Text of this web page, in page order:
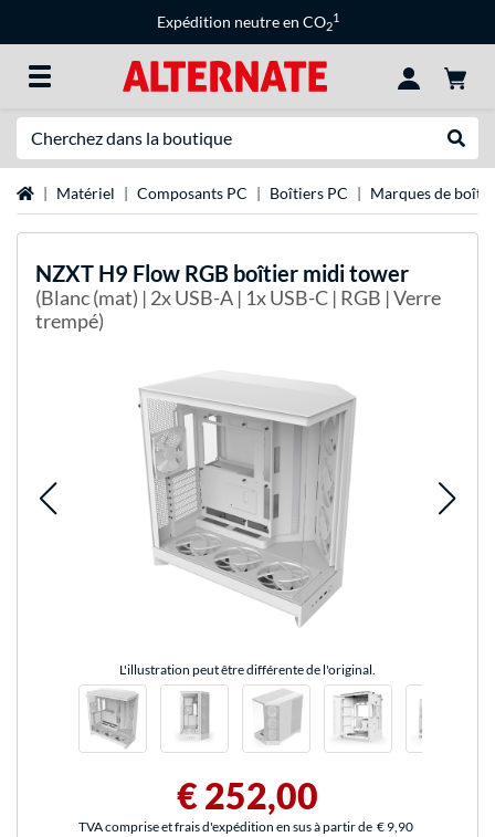
Expédition neutre en CO2
1
Page d'accueil
Matériel Composants PC Boîtiers PC Marques de
NZXT H9 Flow RGB boîtier midi tower
(Blanc (mat) | 2x USB-A | 1x USB-C | RGB | Verre
trempé)
L'illustration peut être différente de l'original.
€ 252,00
TVA comprise et frais d'expédition en sus à partir de € 9,90